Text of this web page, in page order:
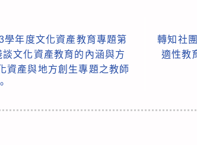
年度文化資產教育專題第
文化資產教育的內涵與方
資產與地方創生專題之教師
轉知社
適性教